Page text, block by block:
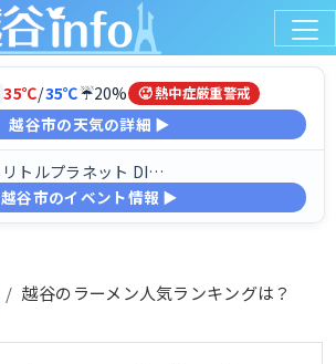
35℃/35℃☔20% 🥵 熱中症厳重警戒
越谷市の天気の詳細 ▶
🎪 2026/6/29(月) リトルプラネット DINO FESTIV…
越谷市のイベント情報 ▶
越谷のラーメン人気ランキングは？